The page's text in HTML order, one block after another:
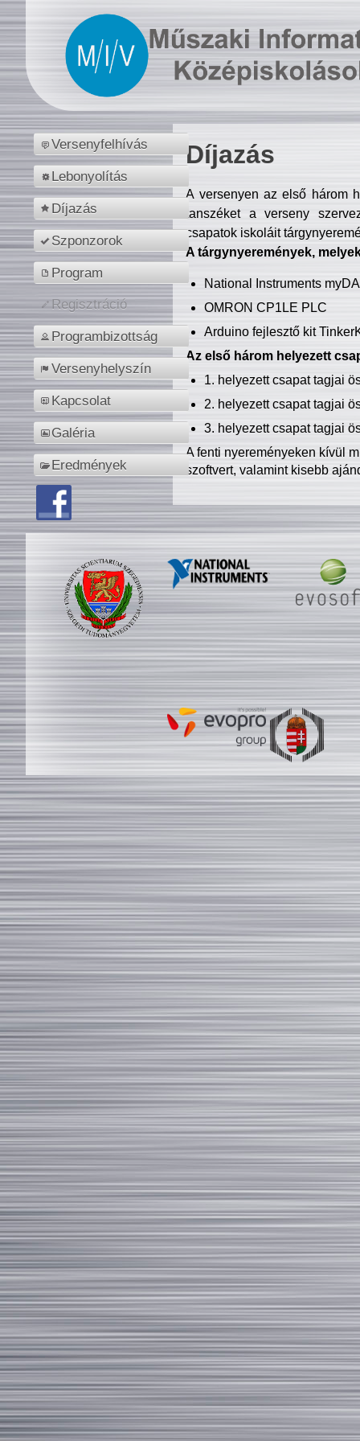
Versenyfelhívás
Lebonyolítás
Díjazás
Szponzorok
Program
Regisztráció
Programbizottság
Versenyhelyszín
Kapcsolat
Galéria
Eredmények
Díjazás
A versenyen az első három
tanszéket a verseny
csapatok iskoláit
A tárgynyeremények,
National Instruments
OMRON CP1LE PLC
Arduino fejlesztő kit
Az első három helyezett
1. helyezett csapat tagjai
2. helyezett csapat tagjai
3. helyezett csapat tagjai
A fenti nyereményeken kívül
szoftvert, valamint kisebb